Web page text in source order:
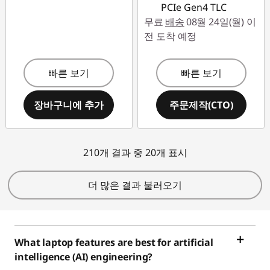
빠른 보기
장바구니에 추가
PCIe Gen4 TLC
무료 배송08월 24일(월) 이
전 도착 예정
빠른 보기
주문제작(CTO)
210개 결과 중 20개 표시
더 많은 결과 불러오기
What laptop features are best for artificial
intelligence (AI) engineering?